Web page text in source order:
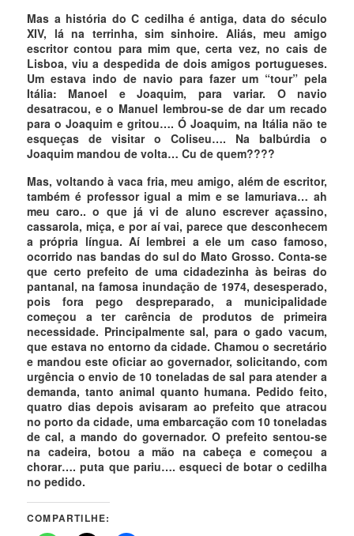
Mas a história do C cedilha é antiga, data do século
XIV, lá na terrinha, sim sinhoire. Aliás, meu amigo
escritor contou para mim que, certa vez, no cais de
Lisboa, viu a despedida de dois amigos portugueses.
Um estava indo de navio para fazer um “tour” pela
Itália: Manoel e Joaquim, para variar. O navio
desatracou, e o Manuel lembrou-se de dar um recado
para o Joaquim e gritou…. Ó Joaquim, na Itália não te
esqueças de visitar o Coliseu…. Na balbúrdia o
Joaquim mandou de volta… Cu de quem????
Mas, voltando à vaca fria, meu amigo, além de escritor,
também é professor igual a mim e se lamuriava… ah
meu caro.. o que já vi de aluno escrever açassino,
cassarola, miça, e por aí vai, parece que desconhecem
a própria língua. Aí lembrei a ele um caso famoso,
ocorrido nas bandas do sul do Mato Grosso. Conta-se
que certo prefeito de uma cidadezinha às beiras do
pantanal, na famosa inundação de 1974, desesperado,
pois fora pego despreparado, a municipalidade
começou a ter carência de produtos de primeira
necessidade. Principalmente sal, para o gado vacum,
que estava no entorno da cidade. Chamou o secretário
e mandou este oficiar ao governador, solicitando, com
urgência o envio de 10 toneladas de sal para atender a
demanda, tanto animal quanto humana. Pedido feito,
quatro dias depois avisaram ao prefeito que atracou
no porto da cidade, uma embarcação com 10 toneladas
de cal, a mando do governador. O prefeito sentou-se
na cadeira, botou a mão na cabeça e começou a
chorar…. puta que pariu…. esqueci de botar o cedilha
no pedido.
COMPARTILHE: